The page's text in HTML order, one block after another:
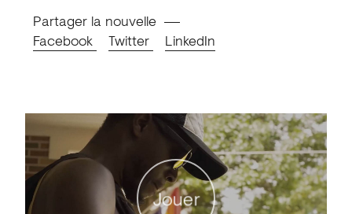
Partager la nouvelle
Facebook
Twitter LinkedIn
Jouer